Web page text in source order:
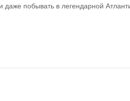
побывать в легендарной